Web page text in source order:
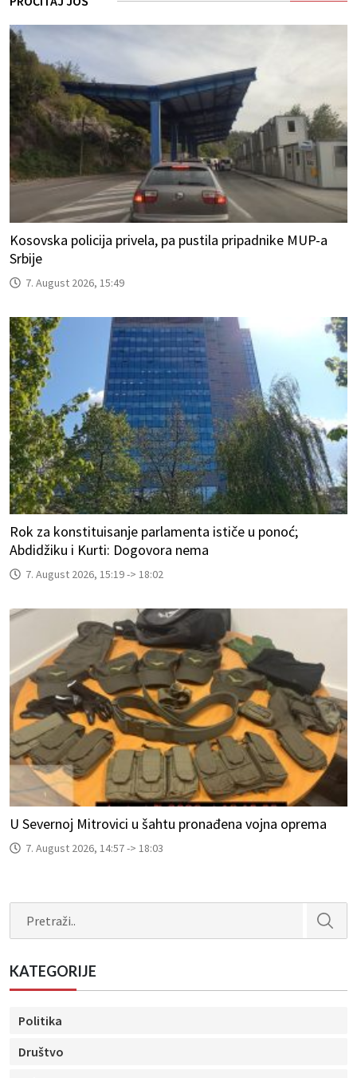
Kosovska policija privela, pa pustila pripadnike MUP-a
Srbije
7. August 2026, 15:49
Rok za konstituisanje parlamenta ističe u ponoć;
Abdidžiku i Kurti: Dogovora nema
7. August 2026, 15:19 -> 18:02
U Severnoj Mitrovici u šahtu pronađena vojna oprema
7. August 2026, 14:57 -> 18:03
KATEGORIJE
Politika
Društvo